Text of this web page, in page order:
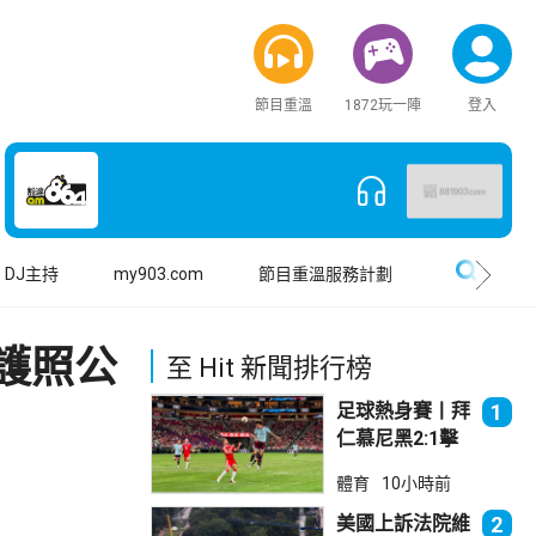
節目重溫 1872玩一陣 登入
DJ主持 my903.com 節目重溫服務計劃
照公 至 Hit 新聞排行榜
足球熱身賽丨拜
仁慕尼黑2:1擊
1
體育 10小時前
美國上訴法院維 2